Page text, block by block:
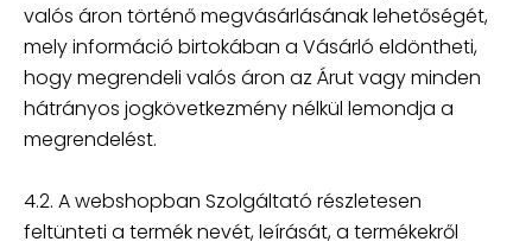
valós áron történő megvásárlásának lehetőségét,
mely információ birtokában a Vásárló eldöntheti,
hogy megrendeli valós áron az Árut vagy minden
hátrányos jogkövetkezmény nélkül lemondja a
megrendelést.
4.2. A webshopban Szolgáltató részletesen
feltünteti a termék nevét, leírását, a termékekről